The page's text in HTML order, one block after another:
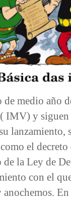
de medio año
y siguen
lanzamiento,
el
de la Ley de
con el
anochemos.